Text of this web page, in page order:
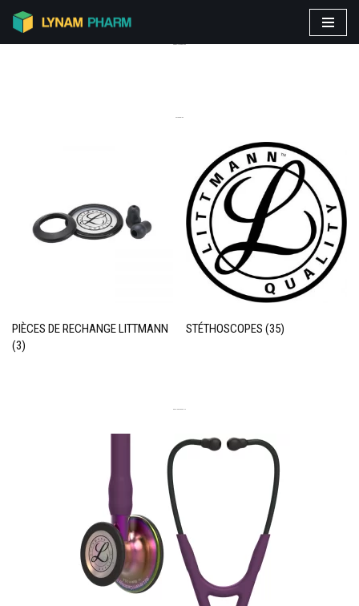
Aller
PIÈCES DE RECHANGE LITTMANN
(3)
STÉTHOSCOPES(35)